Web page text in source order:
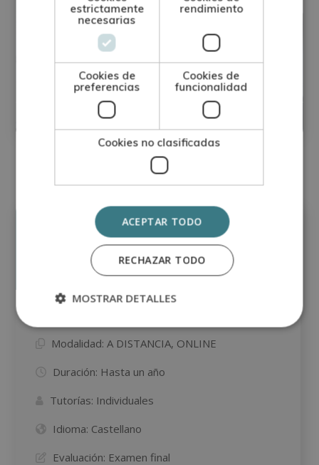
Máster en Representación de Planos y
Maquetismo en Arquitectura y
Construcción
Matricúlate:
Precio:
Matricúlate:1.580€ 395€
Modalidad: A DISTANCIA, ONLINE
Duración: Hasta un año
Tutorías: Individuales
Idioma: Castellano
Evaluación: Examen final
estrictamente
necesarias
rendimiento
Cookies de
preferencias
Cookies de
funcionalidad
Cookies no clasificadas
ACEPTAR TODO
RECHAZAR TODO
MOSTRAR DETALLES